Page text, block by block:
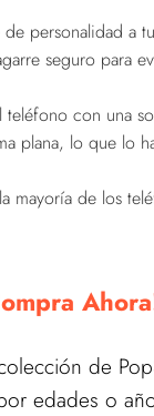
personalidad a
seguro para
teléfono con una
plana, lo que lo
mayoría de los
de
edades o